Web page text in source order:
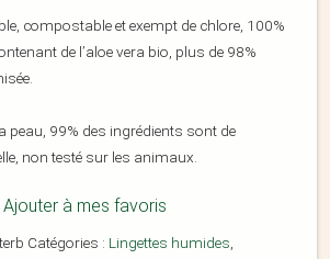
compostable et exempt de chlore, 100%
de l’aloe vera bio, plus de 98%
peau, 99% des ingrédients sont de
non testé sur les animaux.
Ajouter à mes favoris
Catégories : Lingettes humides,